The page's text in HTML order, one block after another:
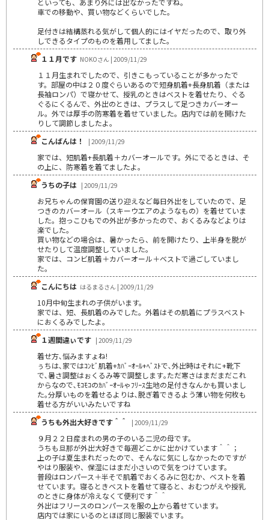
車での移動や、買い物などくらいでした。
足付きは結構蒸れる気がして個人的にはイヤだったので、取り外
しできるタイプのものを着用してました。
１１月です NOKOさん | 2009/11/29
１１月生まれでしたので、引きこもっていることが多かったで
す。部屋の中は２０度ぐらいあるので短身肌着+長身肌着（または
長袖ロンパ）で寝かせて、授乳のときはベストを着せたり、ぐる
ぐるにくるんで、外出のときは、プラスして足つきカバーオー
ル。外では厚手の防寒着を着せていました。店内では前を開けた
りして調節しましたよ。
こんばんは！
| 2009/11/29
家では、短肌着+長肌着＋カバーオールです。外にでるときは、そ
の上に、防寒着を着てましたよ。
うちの子は | 2009/11/29
お兄ちゃんの保育園の送り迎えなど毎日外出をしていたので、足
つきのカバーオール（スキーウエアのようなもの）を着せていま
した。抱っこひもでの外出が多かったので、おくるみなどよりは
楽でした。
買い物などの場合は、暑かったら、前を開けたり、上半身を脱が
せたりして温度調整していました。
家では、コンビ肌着＋カバーオール＋ベストで過ごしていまし
た。
こんにちは はるまるさん | 2009/11/29
10月中旬生まれの子供がいます。
家では、短、長肌着のみでした。外着はその肌着にプラスベスト
におくるみでしたよ。
１週間違ぃです | 2009/11/29
着せ方､悩みますょね!
ぅちは､家ではｺﾝﾋﾞ肌着+ｶﾊﾞｰｵｰﾙ+ﾍﾞｽﾄで､外出時はそれに+靴下
で､暑さ調整はぉくるみ等で調整します｡ただ寒さはまだまだこれ
からなので､ﾓｺﾓｺのｶﾊﾞｰｵｰﾙゃﾌﾘｰｽ生地の足付きなんかも買いまし
た｡分厚いものを着せるよりは､脱ぎ着できるよう薄い物を何枚も
着せる方がいいみたいですね
うちも外出大好きです＾＾
| 2009/11/29
９月２２日産まれの男の子のいる二児の母です。
うちも旦那が外出大好きで毎週どこかに出かけています＾＾；
上の子は夏生まれだったので、そんなに気にしなかったのですが
やはり服装や、保湿にはまだ小さいので気をつけています。
普段はロンパース＋半そで肌着でおくるみに包むか、ベストを着
せています。寝るときベストを着せて寝ると、おむつがえや授乳
のときに身体が冷えなくて便利です＾＾
外出はフリースのロンパースを服の上から着せています。
店内では家にいるのとほぼ同じ服装でいます。